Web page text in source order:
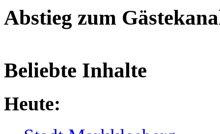
Abstieg zum
Beliebte Inhalte
Heute: